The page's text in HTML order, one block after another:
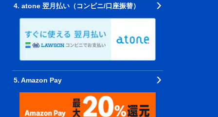
4. atone 翌月払い（コンビニ/口座振替）
5. Amazon Pay